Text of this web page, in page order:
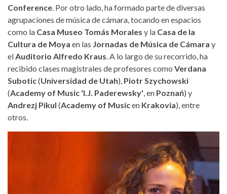
Conference. Por otro lado, ha formado parte de diversas
agrupaciones de música de cámara, tocando en espacios
como la Casa Museo Tomás Morales y la Casa de la
Cultura de Moya en las Jornadas de Música de Cámara y
elAuditorio Alfredo Kraus. A lo largo de su recorrido, ha
recibido clases magistrales de profesores como Verdana
Subotic(Universidad de Utah), Piotr Szychowski
(Academy of Music 'I.J. Paderewsky', en Poznań) y
Andrezj Pikul (Academy of Musicen Krakovia), entre
otros.
alicia-gonzalez-de-la-fe.jpg